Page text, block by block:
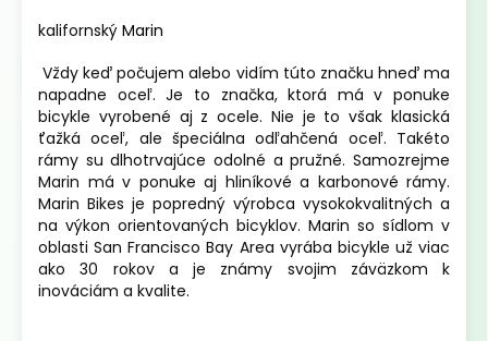
kalifornský Marin
Vždy keď počujem alebo vidím túto značku hneď ma
napadne oceľ. Je to značka, ktorá má v ponuke
bicykle vyrobené aj z ocele. Nie je to však klasická
ťažká oceľ, ale špeciálna odľahčená oceľ. Takéto
rámy su dlhotrvajúce odolné a pružné. Samozrejme
Marin má v ponuke aj hliníkové a karbonové rámy.
Marin Bikes je popredný výrobca vysokokvalitných a
na výkon orientovaných bicyklov. Marin so sídlom v
oblasti San Francisco Bay Area vyrába bicykle už viac
ako 30 rokov a je známy svojim záväzkom k
inováciám a kvalite.